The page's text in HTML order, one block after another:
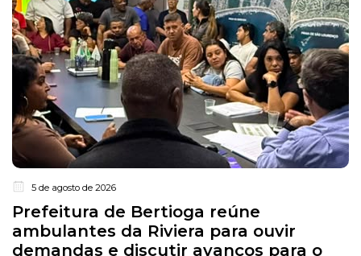
5 de agosto de 2026
Prefeitura de Bertioga reúne
ambulantes da Riviera para ouvir
demandas e discutir avanços para o